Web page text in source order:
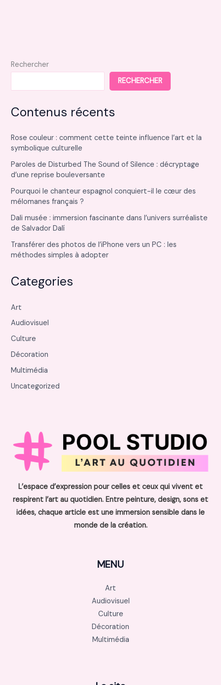
projets
Rechercher
RECHERCHER
Contenus récents
Rose couleur : comment cette teinte influence l’art et la
symbolique culturelle
Paroles de Disturbed The Sound of Silence : décryptage
d’une reprise bouleversante
Pourquoi le chanteur espagnol conquiert-il le cœur des
mélomanes français ?
Dali musée : immersion fascinante dans l’univers surréaliste
de Salvador Dalí
Transférer des photos de l’iPhone vers un PC : les
méthodes simples à adopter
Categories
Art
Audiovisuel
Culture
Décoration
Multimédia
Uncategorized
L’espace d’expression pour celles et ceux qui vivent et
respirent l’art au quotidien. Entre peinture, design, sons et
idées, chaque article est une immersion sensible dans le
monde de la création.
MENU
Art
Audiovisuel
Culture
Décoration
Multimédia